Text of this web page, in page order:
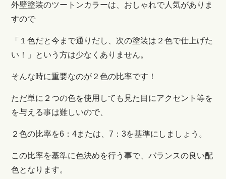
外壁塗装のツートンカラーは、おしゃれで人気がありま
すので
「１色だと今まで通りだし、次の塗装は２色で仕上げた
い！」という方は少なくありません。
そんな時に重要なのが２色の比率です！
ただ単に２つの色を使用しても見た目にアクセント等を
を与える事は難しいので、
２色の比率を6：4または、7：3を基準にしましょう。
この比率を基準に色決めを行う事で、バランスの良い配
色となります。